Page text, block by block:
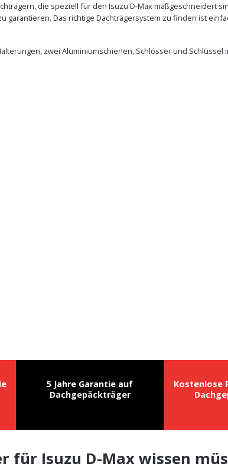
die speziell für den Isuzu D-Max maßgeschneidert
Das richtige Dachträgersystem zu finden ist
zwei Aluminiumschienen, Schlösser und
5 Jahre Garantie auf
Dachgepäckträger
Kostenlose
für Isuzu D-Max wissen